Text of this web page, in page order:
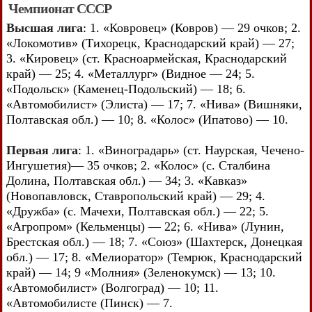
Чемпионат СССР
Высшая лига: 1. «Ковровец» (Ковров) — 29 очков; 2.
«Локомотив» (Тихорецк, Краснодарский край) — 27;
3. «Кировец» (ст. Красноармейская, Краснодарский
край) — 25; 4. «Металлург» (Видное — 24; 5.
«Подольск» (Каменец-Подольский) — 18; 6.
«Автомобилист» (Элиста) — 17; 7. «Нива» (Вишняки,
Полтавская обл.) — 10; 8. «Колос» (Ипатово) — 10.
Первая лига: 1. «Виноградарь» (ст. Наурская, Чечено-
Ингушетия)— 35 очков; 2. «Колос» (с. Сталбина
Долина, Полтавская обл.) — 34; 3. «Кавказ»
(Новопавловск, Ставропольский край) — 29; 4.
«Дружба» (с. Мачехи, Полтавская обл.) — 22; 5.
«Агропром» (Кельменцы) — 22; 6. «Нива» (Лунин,
Брестская обл.) — 18; 7. «Союз» (Шахтерск, Донецкая
обл.) — 17; 8. «Мелиоратор» (Темрюк, Краснодарский
край) — 14; 9 «Молния» (Зеленокумск) — 13; 10.
«Автомобилист» (Волгоград) — 10; 11.
«Автомобилисте (Пинск) — 7.